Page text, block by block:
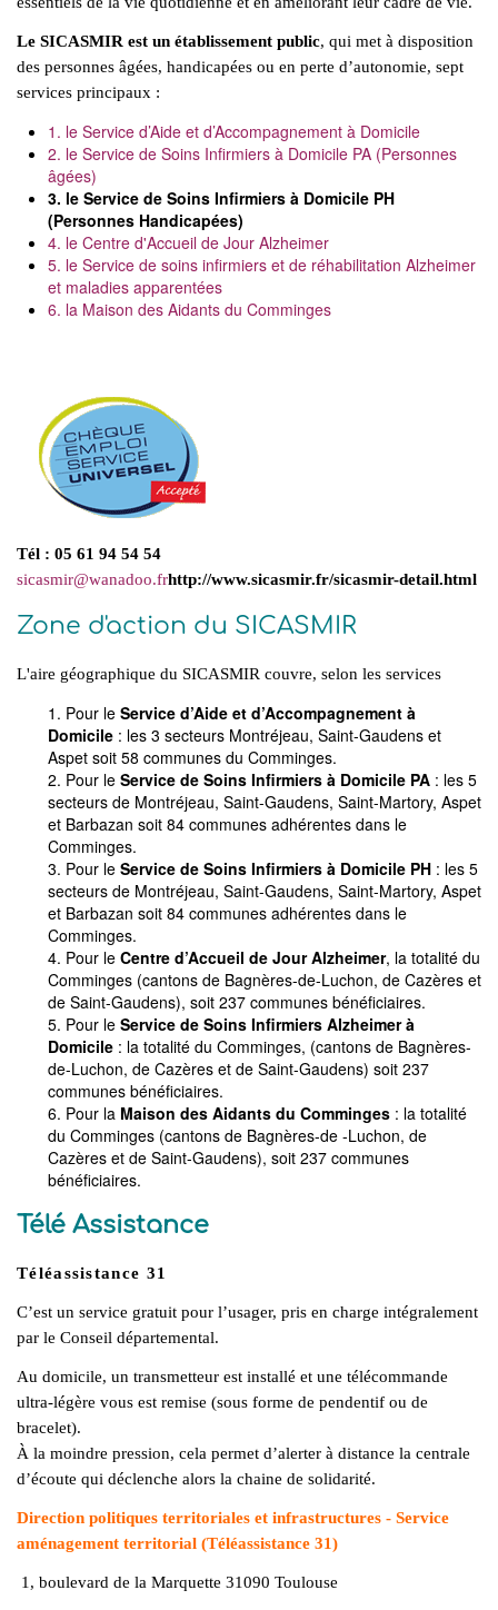
Le SICASMIR est un établissement public, qui met à disposition
des personnes âgées, handicapées ou en perte d’autonomie, sept
services principaux :
1. le Service d’Aide et d’Accompagnement à Domicile
2. le Service de Soins Infirmiers à Domicile PA (Personnes
âgées)
3. le Service de Soins Infirmiers à Domicile PH
(Personnes Handicapées)
4. le Centre d'Accueil de Jour Alzheimer
5. le Service de soins infirmiers et de réhabilitation Alzheimer
et maladies apparentées
6. la Maison des Aidants du Comminges
Tél : 05 61 94 54 54
sicasmir@wanadoo.frhttp://www.sicasmir.fr/sicasmir-detail.html
Zone d'action du SICASMIR
L'aire géographique du SICASMIR couvre, selon les services
Pour le Service d’Aide et d’Accompagnement à
Domicile : les 3 secteurs Montréjeau, Saint-Gaudens et
Aspet soit 58 communes du Comminges.
Pour le Service de Soins Infirmiers à Domicile PA : les 5
secteurs de Montréjeau, Saint-Gaudens, Saint-Martory, Aspet
et Barbazan soit 84 communes adhérentes dans le
Comminges.
Pour le Service de Soins Infirmiers à Domicile PH : les 5
secteurs de Montréjeau, Saint-Gaudens, Saint-Martory, Aspet
et Barbazan soit 84 communes adhérentes dans le
Comminges.
Pour le Centre d’Accueil de Jour Alzheimer, la totalité du
Comminges (cantons de Bagnères-de-Luchon, de Cazères et
de Saint-Gaudens), soit 237 communes bénéficiaires.
Pour le Service de Soins Infirmiers Alzheimer à
Domicile : la totalité du Comminges, (cantons de Bagnères-
de-Luchon, de Cazères et de Saint-Gaudens) soit 237
communes bénéficiaires.
Pour la Maison des Aidants du Comminges : la totalité
du Comminges (cantons de Bagnères-de -Luchon, de
Cazères et de Saint-Gaudens), soit 237 communes
bénéficiaires.
Télé Assistance
Téléassistance 31
C’est un service gratuit pour l’usager, pris en charge intégralement
par le Conseil départemental.
Au domicile, un transmetteur est installé et une télécommande
ultra-légère vous est remise (sous forme de pendentif ou de
bracelet).
À la moindre pression, cela permet d’alerter à distance la centrale
d’écoute qui déclenche alors la chaine de solidarité.
Direction politiques territoriales et infrastructures - Service
aménagement territorial (Téléassistance 31)
1, boulevard de la Marquette 31090 Toulouse